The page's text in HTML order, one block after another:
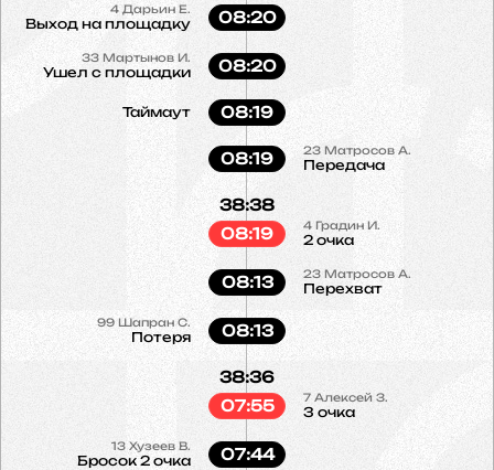
4 Дарьин Е.
Выход на площадку 08:20
33 Мартынов И.
Ушел с площадки 08:20
Таймаут 08:19
23 Матросов А.
Передача
08:19
4 Градин И.
2 очка
38:38
08:19
23 Матросов А.
Перехват
08:13
99 Шапран С.
Потеря 08:13
7 Алексей З.
3 очка
38:36
07:55
13 Хузеев В.
Бросок 2 очка 07:44